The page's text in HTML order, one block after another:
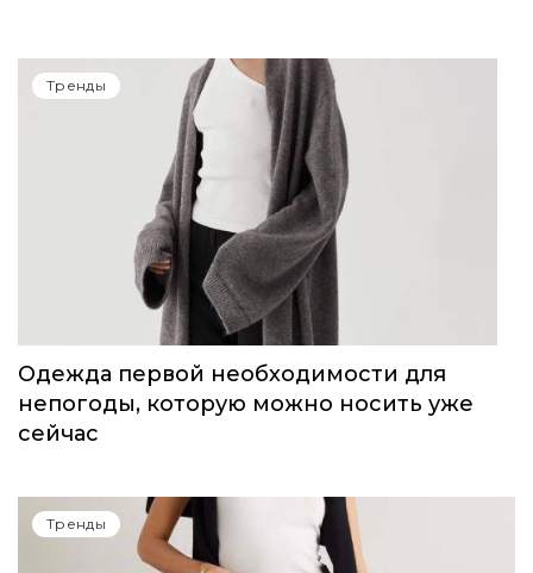
14-15 июня в Сочи пройдет Volga Fashion
Тренды